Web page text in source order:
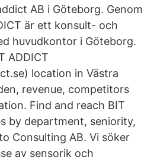
AB i Göteborg. Genom
är ett konsult- och
huvudkontor i Göteborg.
ADDICT
location in Västra
revenue, competitors
Find and reach BIT
by department, seniority,
Consulting AB. Vi söker
av sensorik och